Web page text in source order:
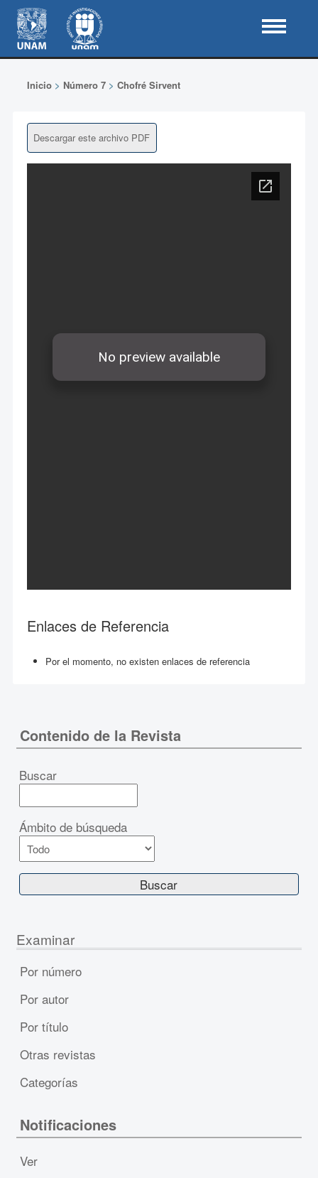
Inicio> Número 7> Chofré Sirvent
Descargar este archivo PDF
Enlaces de Referencia
Por el momento, no existen enlaces de referencia
Contenido de la Revista
Buscar
Ámbito de búsqueda
Examinar
Por número
Por autor
Por título
Otras revistas
Categorías
Notificaciones
Ver